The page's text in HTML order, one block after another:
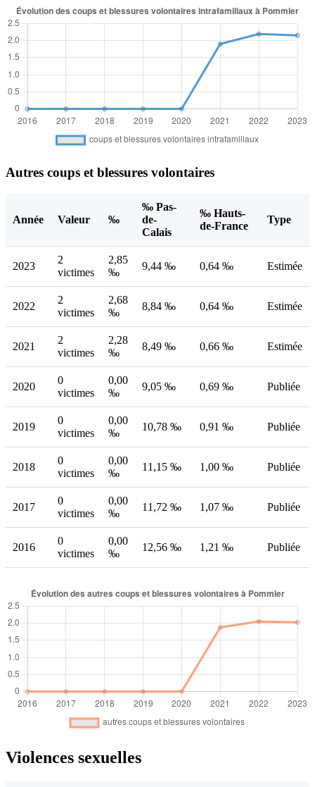
Autres coups et blessures volontaires
Année Valeur ‰
‰ Pas-
de-
Calais
‰ Hauts-
de-France
Type
2023
2
victimes
2,85
‰
9,44 ‰ 0,64 ‰ Estimée
2022
2
victimes
2,68
‰
8,84 ‰ 0,64 ‰ Estimée
2021
2
victimes
2,28
‰
8,49 ‰ 0,66 ‰ Estimée
2020
0
victimes
0,00
‰
9,05 ‰ 0,69 ‰ Publiée
2019
0
victimes
0,00
‰
10,78 ‰ 0,91 ‰ Publiée
2018
0
victimes
0,00
‰
11,15 ‰ 1,00 ‰ Publiée
2017
0
victimes
0,00
‰
11,72 ‰ 1,07 ‰ Publiée
2016
0
victimes
0,00
‰
12,56 ‰ 1,21 ‰ Publiée
Violences sexuelles